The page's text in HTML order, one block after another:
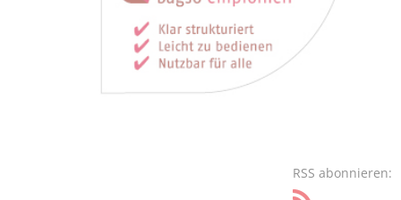
RSS abonnieren: